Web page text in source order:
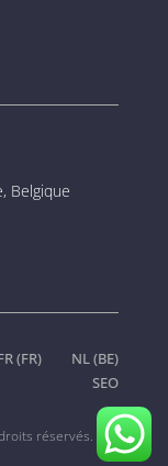
Belgique
(FR)
NL (BE)
SEO
réservés.